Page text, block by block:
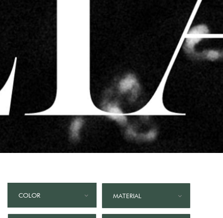
COLOR MATERIAL